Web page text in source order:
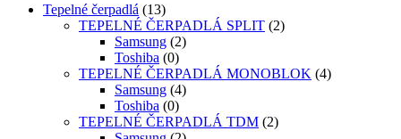
Tepelné čerpadlá (13)
TEPELNÉ ČERPADLÁ SPLIT (2)
Samsung (2)
Toshiba (0)
TEPELNÉ ČERPADLÁ MONOBLOK (4)
Samsung (4)
Toshiba (0)
TEPELNÉ ČERPADLÁ TDM (2)